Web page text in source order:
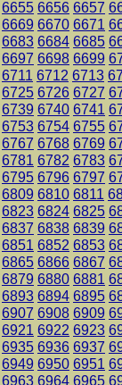
6655 6656 6657
6669 6670 6671
6683 6684 6685
6697 6698 6699
6711 6712 6713
6725 6726 6727
6739 6740 6741
6753 6754 6755
6767 6768 6769
6781 6782 6783
6795 6796 6797
6809 6810 6811
6823 6824 6825
6837 6838 6839
6851 6852 6853
6865 6866 6867
6879 6880 6881
6893 6894 6895
6907 6908 6909
6921 6922 6923
6935 6936 6937
6949 6950 6951
6963 6964 6965